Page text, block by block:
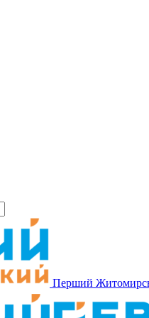
Перший